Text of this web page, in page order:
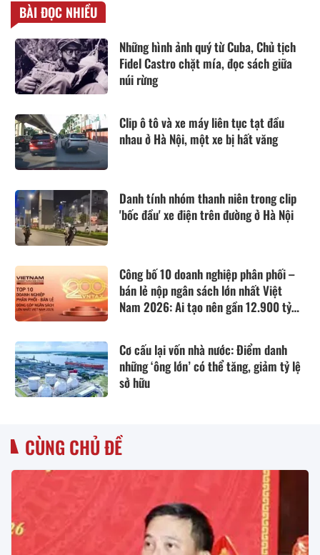
BÀI ĐỌC NHIỀU
Những hình ảnh quý từ Cuba, Chủ tịch
Fidel Castro chặt mía, đọc sách giữa
núi rừng
Clip ô tô và xe máy liên tục tạt đầu
nhau ở Hà Nội, một xe bị hất văng
Danh tính nhóm thanh niên trong clip
'bốc đầu' xe điện trên đường ở Hà Nội
Công bố 10 doanh nghiệp phân phối –
bán lẻ nộp ngân sách lớn nhất Việt
Nam 2026: Ai tạo nên gần 12.900 tỷ
Cơ cấu lại vốn nhà nước: Điểm danh
những ‘ông lớn’ có thể tăng, giảm tỷ lệ
sở hữu
CÙNG CHỦ ĐỀ